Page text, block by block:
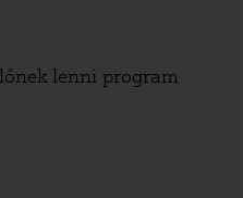
lenni program